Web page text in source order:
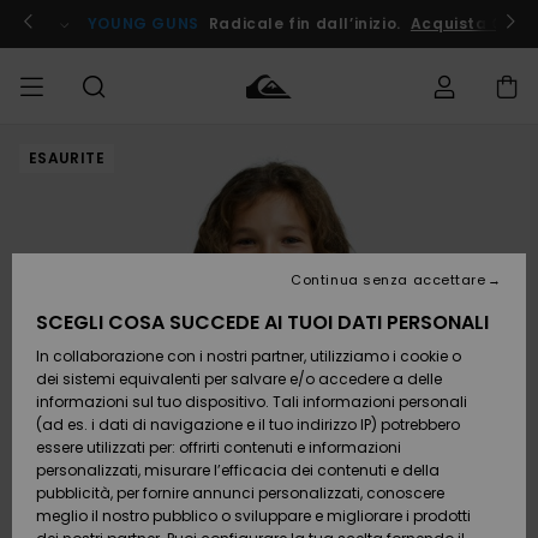
informazioni
prodotto
! YOUNG GUNS Radicale fin dall’inizio. Acquista Ora
UOMO Abbigliamento
Accessori
Calzature
e
infradito
Surf /
Acqua
Abbigliamento
Accessori
Calzature
e
infradito
Surf /
Acqua
Shop
Nuovi
Da
Scoprire
Snow
SURF
Surf Shop
Uomo
Highlights
Comunità
SNOW
Snow
Shop
Uomo
Shop
Snow
Shop
Donna
OUTLET
Outlet
Uomo
Outlet
Donna
Accedi al tuo
ordine
Spedizione
Pagamento
Buono regalo
Quiksilver
Freedom
ESAURITE
SCEGLI COSA SUCCEDE AI TUOI DATI PERSONALI
In collaborazione con i nostri partner, utilizziamo i cookie o
dei sistemi equivalenti per salvare e/o accedere a delle
informazioni sul tuo dispositivo. Tali informazioni personali
(ad es. i dati di navigazione e il tuo indirizzo IP) potrebbero
essere utilizzati per: offrirti contenuti e informazioni
personalizzati, misurare l’efficacia dei contenuti e della
pubblicità, per fornire annunci personalizzati, conoscere
meglio il nostro pubblico o sviluppare e migliorare i prodotti
Continua senza accettare